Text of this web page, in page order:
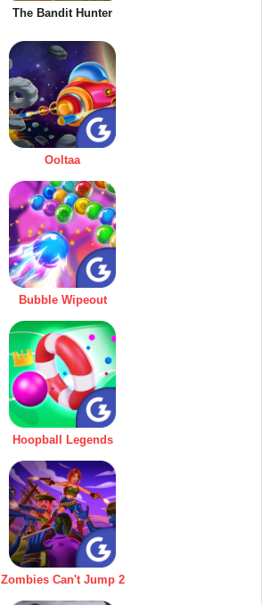
The Bandit Hunter
Ooltaa
Bubble Wipeout
Hoopball Legends
Zombies Can't Jump 2